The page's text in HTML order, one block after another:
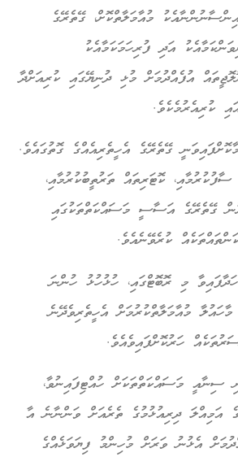
މުއާމަލާތްކޮށް، ގޭތެރޭގެ
އަދި ފުރިހަމަކަމާއެކު
އުފެއްދުމަށް މުޅި ދުނިޔޭގައި ކުރިއަށްދާ
ކުރިއެރުމެކެވެ.
ފަރުމާކޮށްފައިވަނީ ގޭތެރޭގެ އެހީތެރިއެއްގެ ގޮތުގައެވެ.
ކޮޓަރިތައް ތަރުތީބުކުރުމާއި،
ގޭތެރޭގެ އަސާސީ މަސައްކަތްތަކުގައި
ކުރެވޭނެއެވެ.
މި ރޮބޮޓްގައި، ހުޅުހުޅު ހުންނަ
މާހައުލާ މުއާމަލާތްކުރުމަށް އެހީތެރިވެދޭނެ
ހަރުކޮށްފައިވެއެވެ.
ސިނާއީ މަސައްކަތްތަކަށް ހުއްޓިފައިނުވާ،
އަމިއްލަ ދިރިއުޅުމުގެ ތެރެއަށް ވަންނާނެ އާ
އެޅުނު ވަރަށް މުހިންމު ފިޔަވަޅެއްގެ